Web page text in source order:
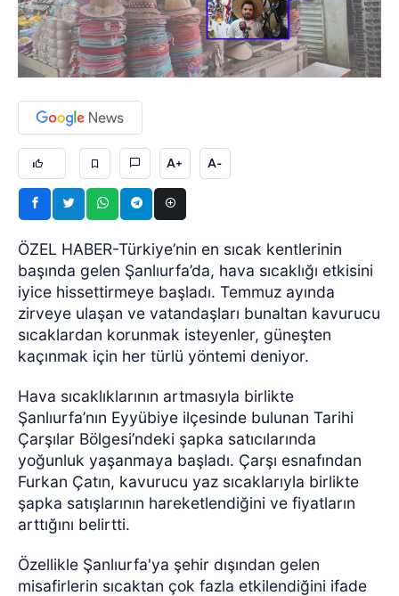
A+ A-
ÖZEL HABER-Türkiye’nin en sıcak kentlerinin
başında gelen Şanlıurfa’da, hava sıcaklığı etkisini
iyice hissettirmeye başladı. Temmuz ayında
zirveye ulaşan ve vatandaşları bunaltan kavurucu
sıcaklardan korunmak isteyenler, güneşten
kaçınmak için her türlü yöntemi deniyor.
Hava sıcaklıklarının artmasıyla birlikte
Şanlıurfa’nın Eyyübiye ilçesinde bulunan Tarihi
Çarşılar Bölgesi’ndeki şapka satıcılarında
yoğunluk yaşanmaya başladı. Çarşı esnafından
Furkan Çatın, kavurucu yaz sıcaklarıyla birlikte
şapka satışlarının hareketlendiğini ve fiyatların
arttığını belirtti.
Özellikle Şanlıurfa'ya şehir dışından gelen
misafirlerin sıcaktan çok fazla etkilendiğini ifade